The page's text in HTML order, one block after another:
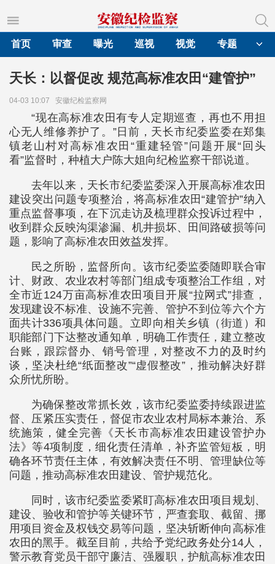
首页
审查 曝光 巡视 视觉 专题
天长：以督促改 规范高标准农田“建管护”
04-03 10:07 安徽纪检监察网
“现在高标准农田有专人定期巡查，再也不用担
心无人维修养护了。”日前，天长市纪委监委在郑集
镇老山村对高标准农田“重建轻管”问题开展“回头
看”监督时，种植大户陈大姐向纪检监察干部说道。
去年以来，天长市纪委监委深入开展高标准农田
建设突出问题专项整治，将高标准农田“建管护”纳入
重点监督事项，在下沉走访及梳理群众投诉过程中，
收到群众反映沟渠渗漏、机井损坏、田间路破损等问
题，影响了高标准农田效益发挥。
民之所盼，监督所向。该市纪委监委随即联合审
计、财政、农业农村等部门组成专项整治工作组，对
全市近124万亩高标准农田项目开展“拉网式”排查，
发现建设不标准、设施不完善、管护不到位等六个方
面共计336项具体问题。立即向相关乡镇（街道）和
职能部门下达整改通知单，明确工作责任，建立整改
台账，跟踪督办、销号管理，对整改不力的及时约
谈，坚决杜绝“纸面整改”“虚假整改”，推动解决好群
众所忧所盼。
为确保整改常抓长效，该市纪委监委持续跟进监
督、压紧压实责任，督促市农业农村局标本兼治、系
统施策，健全完善《天长市高标准农田建设管护办
法》等4项制度，细化责任清单，补齐监管短板，明
确各环节责任主体，有效解决责任不明、管理缺位等
问题，推动高标准农田建设、管护规范化。
同时，该市纪委监委紧盯高标准农田项目规划、
建设、验收和管护等关键环节，严查套取、截留、挪
用项目资金及权钱交易等问题，坚决斩断伸向高标准
农田的黑手。截至目前，共给予党纪政务处分14人，
警示教育党员干部守廉洁、强履职，护航高标准农田